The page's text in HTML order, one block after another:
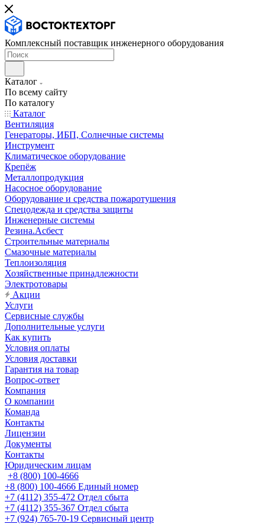
Комплексный поставщик инженерного оборудования
Каталог
По всему сайту
По каталогу
Каталог
Вентиляция
Генераторы, ИБП, Солнечные системы
Инструмент
Климатическое оборудование
Крепёж
Металлопродукция
Насосное оборудование
Оборудование и средства пожаротушения
Спецодежда и средства защиты
Инженерные системы
Резина.Асбест
Строительные материалы
Смазочные материалы
Теплоизоляция
Хозяйственные принадлежности
Электротовары
Акции
Услуги
Сервисные службы
Дополнительные услуги
Как купить
Условия оплаты
Условия доставки
Гарантия на товар
Вопрос-ответ
Компания
О компании
Команда
Контакты
Лицензии
Документы
Контакты
Юридическим лицам
+8 (800) 100-4666
+8 (800) 100-4666 Единый номер
+7 (4112) 355-472 Отдел сбыта
+7 (4112) 355-367 Отдел сбыта
+7 (924) 765-70-19 Сервисный центр